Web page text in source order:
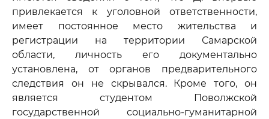
привлекается к уголовной ответственности,
имеет постоянное место жительства и
регистрации на территории Самарской
области, личность его документально
установлена, от органов предварительного
следствия он не скрывался. Кроме того, он
является студентом Поволжской
государственной социально-гуманитарной